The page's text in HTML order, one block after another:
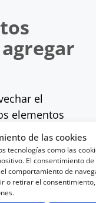
de las cookies
tecnologías como las
El consentimiento de
comportamiento de
o retirar el
el
elementos
a la
incluir flores,
así
un
puede